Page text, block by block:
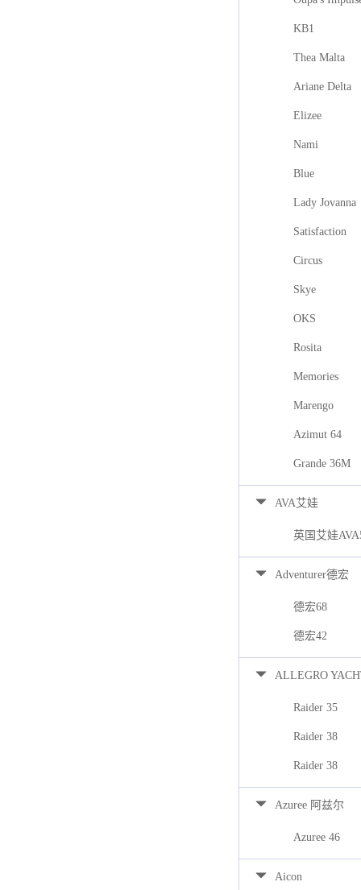
KB1
Thea Malta
Ariane Delta
Elizee
Nami
Blue
Lady Jovanna
Satisfaction
Circus
Skye
OKS
Rosita
Memories
Marengo
Azimut 64
Grande 36M
AVA艾娃
英国艾娃
Adventurer德宏
德宏68
德宏42
ALLEGRO
Raider 35
Raider 38
Raider 38
Azuree 阿兹尔
Azuree 46
Aicon